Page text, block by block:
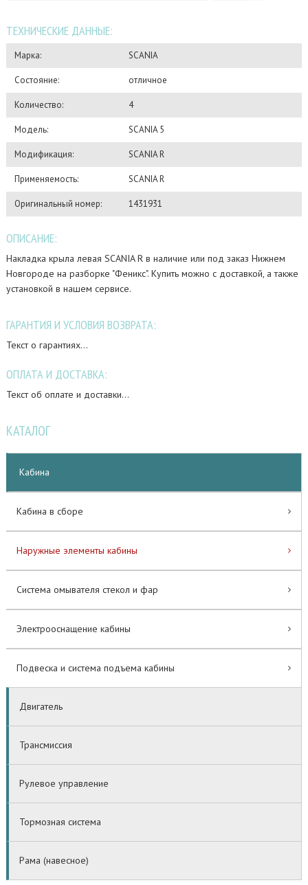
ТЕХНИЧЕСКИЕ ДАННЫЕ:
Марка: SCANIA
Состояние: отличное
Количество: 4
Модель: SCANIA 5
Модификация: SCANIA R
Применяемость: SCANIA R
Оригинальный номер: 1431931
ОПИСАНИЕ:
Накладка крыла левая SCANIA R в наличие или под заказ Нижнем
Новгороде на разборке "Феникс". Купить можно с доставкой, а также
установкой в нашем сервисе.
ГАРАНТИЯ И УСЛОВИЯ ВОЗВРАТА:
Текст о гарантиях...
ОПЛАТА И ДОСТАВКА:
Текст об оплате и доставки...
КАТАЛОГ
Кабина
Кабина в сборе
Наружные элементы кабины
Система омывателя стекол и фар
Электрооснащение кабины
Подвеска и система подъема кабины
Двигатель
Трансмиссия
Рулевое управление
Тормозная система
Рама (навесное)